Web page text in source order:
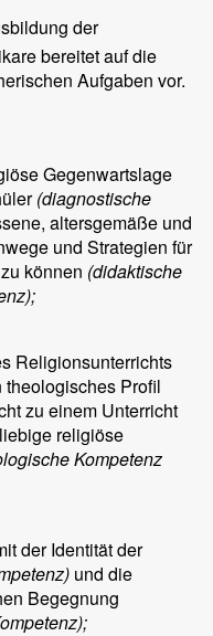
der
bereitet auf die
Aufgaben vor.
Gegenwartslage
(diagnostische
altersgemäße und
und Strategien für
können (didaktische
Religionsunterrichts
Profil
zu einem Unterricht
religiöse
Kompetenz
der Identität der
und die
Begegnung